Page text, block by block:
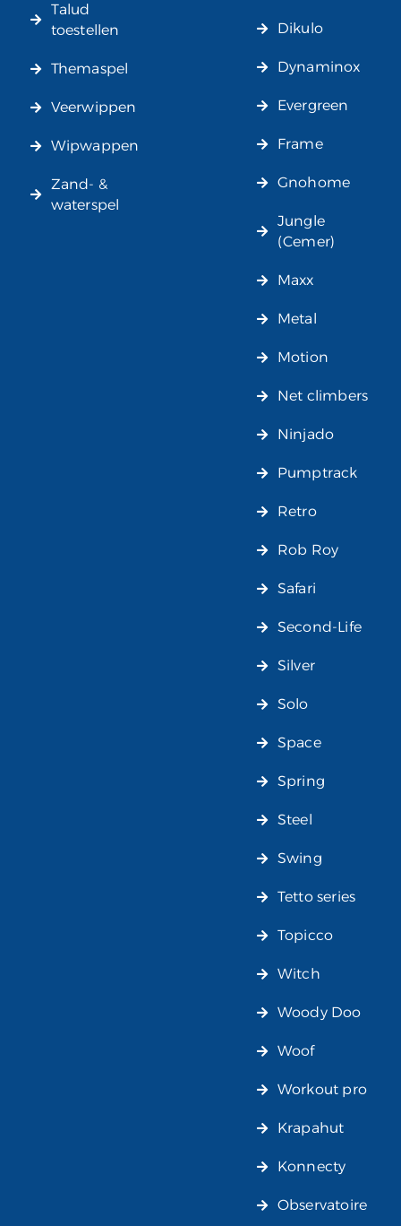
Talud
toestellen
Themaspel
Veerwippen
Wipwappen
Zand- &
waterspel
Dikulo
Dynaminox
Evergreen
Frame
Gnohome
Jungle
(Cemer)
Maxx
Metal
Motion
Net climbers
Ninjado
Pumptrack
Retro
Rob Roy
Safari
Second-Life
Silver
Solo
Space
Spring
Steel
Swing
Tetto series
Topicco
Witch
Woody Doo
Woof
Workout pro
Krapahut
Konnecty
Observatoire